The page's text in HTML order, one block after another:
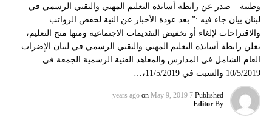
وطنية – صدر عن رابطة أساتذة التعليم المهني والتقني الرسمي في
لبنان بيان جاء فيه :” بعد عودة الأخبار عن النية لخفض الرواتب
والاقتراحات لإلغاء أو تخفيض التقديمات الاجتماعية ومنها منح التعليم،
تعلن رابطة أساتذة التعليم المهني والتقني الرسمي في لبنان الإضراب
العام الشامل في المدارس والمعاهد الفنية الرسمية الجمعة في
10/5/2019 والسبت في 11/5/2019،…
Published
7 years ago
on May 9, 2019
By
Editor